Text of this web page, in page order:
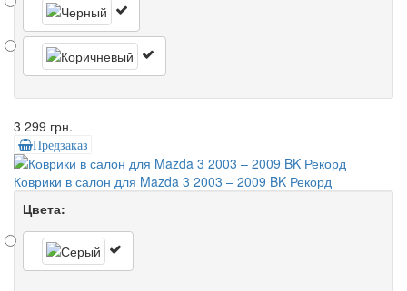
3 299 грн.
Предзаказ
Коврики в салон для Mazda 3 2003 – 2009 BK Рекорд
Цвета: